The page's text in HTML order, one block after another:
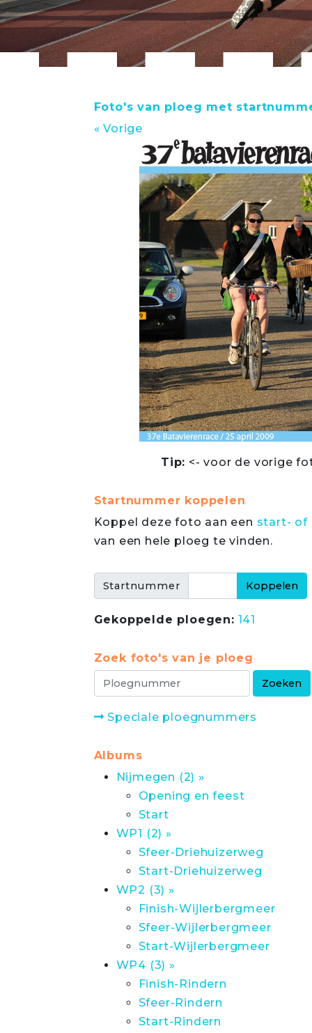
Foto's van ploeg met
« Vorige
Tip: <- voor de vorige
Startnummer koppelen
Koppel deze foto aan een start- of
van een hele ploeg te vinden.
Startnummer
Gekoppelde ploegen: 141
Zoek foto's van je ploeg
Speciale ploegnummers
Albums
Nijmegen (2) »
Opening en feest
Start
WP1 (2) »
Sfeer-Driehuizerweg
Start-Driehuizerweg
WP2 (3) »
Finish-Wijlerbergmeer
Sfeer-Wijlerbergmeer
Start-Wijlerbergmeer
WP4 (3) »
Finish-Rindern
Sfeer-Rindern
Start-Rindern